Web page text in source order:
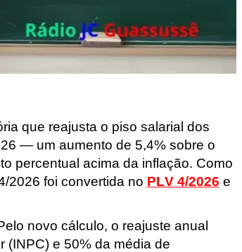
que reajusta o piso salarial dos
— um aumento de 5,4% sobre o
percentual acima da inflação. Como
2026 foi convertida no PLV 4/2026 e
novo cálculo, o reajuste anual
(INPC) e 50% da média de